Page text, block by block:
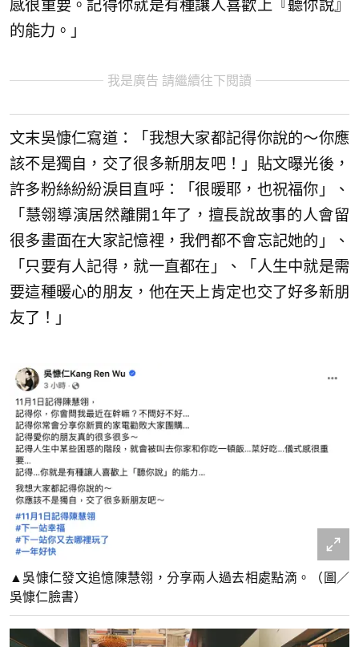
感很重要。記得你就是有種讓人喜歡上『聽你說』
的能力。」
我是廣告 請繼續往下閱讀
文末吳慷仁寫道：「我想大家都記得你說的～你應
該不是獨自，交了很多新朋友吧！」貼文曝光後，
許多粉絲紛紛淚目直呼：「很暖耶，也祝福你」、
「慧翎導演居然離開1年了，擅長說故事的人會留
很多畫面在大家記憶裡，我們都不會忘記她的」、
「只要有人記得，就一直都在」、「人生中就是需
要這種暖心的朋友，他在天上肯定也交了好多新朋
友了！」
▲吳慷仁發文追憶陳慧翎，分享兩人過去相處點滴。（圖／
吳慷仁臉書）